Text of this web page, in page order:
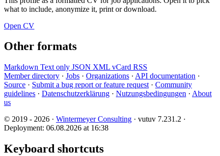
what to include, anonymize it, print or download.
Open CV
Other formats
Markdown Text only JSON XML vCard RSS
Member directory · Jobs · Organizations · API documentation ·
Source · Submit a bug report or feature request · Community
guidelines · Datenschutzerklärung · Nutzungsbedingungen · About
us
© 2019 - 2026 · Wintermeyer Consulting · vutuv 7.231.2 ·
Deployment: 06.08.2026 at 16:38
Keyboard shortcuts